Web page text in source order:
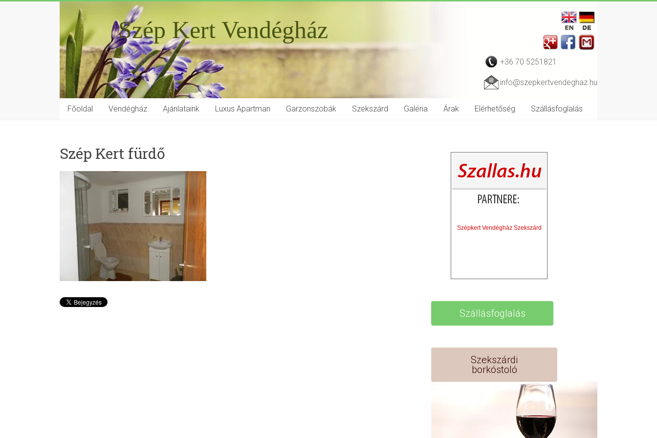
Szép Kert Vendégház
+36 70 5251821
info@szepkertvendeghaz.hu
Főoldal Vendégház Ajánlataink Luxus Apartman Garzonszobák Szekszárd Galéria Árak Elérhetőség Szállásfoglalás
Szép Kert fürdő
Szépkert Vendégház Szekszárd
Szállásfoglalás
Szekszárdi
borkóstoló